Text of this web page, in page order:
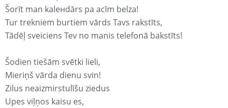
Šorīt man kaleнdārs pa acīm belza!
Tur trekniem burtiem vārds Tavs rakstīts,
Tādēļ sveiciens Tev no manis telefonā bakstīts!
Šodien tiešām svētki lieli,
Mieriņš vārda dienu svin!
Zilus neaizmirstulīšu ziedus
Upes viļņos kaisu es,